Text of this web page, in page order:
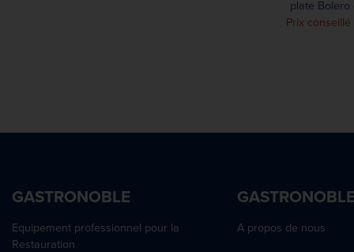
plate Bolero
inoxydable
Prix
GASTRONOBLE
Equipement professionnel pour la
Restauration
A propos de nous